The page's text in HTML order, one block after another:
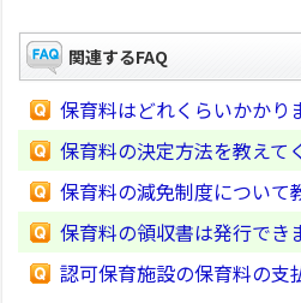
関連するFAQ
保育料はどれくらいかかり
保育料の決定方法を教えて
保育料の減免制度について
保育料の領収書は発行でき
認可保育施設の保育料の支